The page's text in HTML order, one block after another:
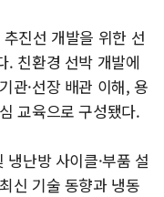
진선 개발을 위한 선
. 친환경 선박 개발에
관·선장 배관 이해, 용
교육으로 구성됐다.
난방 사이클·부품 설
신 기술 동향과 냉동